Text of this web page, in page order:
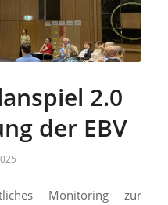
2.0
der EBV
Monitoring zur